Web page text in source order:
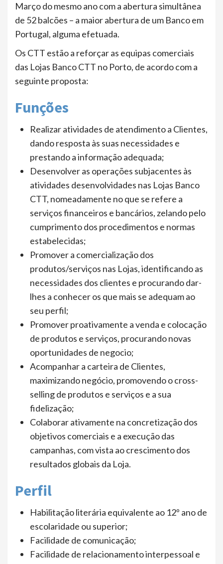
Março do mesmo ano com a abertura simultânea
de 52 balcões – a maior abertura de um Banco em
Portugal, alguma efetuada.
Os CTT estão a reforçar as equipas comerciais
das Lojas Banco CTT no Porto, de acordo com a
seguinte proposta:
Funções
Realizar atividades de atendimento a Clientes,
dando resposta às suas necessidades e
prestando a informação adequada;
Desenvolver as operações subjacentes às
atividades desenvolvidades nas Lojas Banco
CTT, nomeadamente no que se refere a
serviços financeiros e bancários, zelando pelo
cumprimento dos procedimentos e normas
estabelecidas;
Promover a comercialização dos
produtos/serviços nas Lojas, identificando as
necessidades dos clientes e procurando dar-
lhes a conhecer os que mais se adequam ao
seu perfil;
Promover proativamente a venda e colocação
de produtos e serviços, procurando novas
oportunidades de negocio;
Acompanhar a carteira de Clientes,
maximizando negócio, promovendo o cross-
selling de produtos e serviços e a sua
fidelização;
Colaborar ativamente na concretização dos
objetivos comerciais e a execução das
campanhas, com vista ao crescimento dos
resultados globais da Loja.
Perfil
Habilitação literária equivalente ao 12º ano de
escolaridade ou superior;
Facilidade de comunicação;
Facilidade de relacionamento interpessoal e